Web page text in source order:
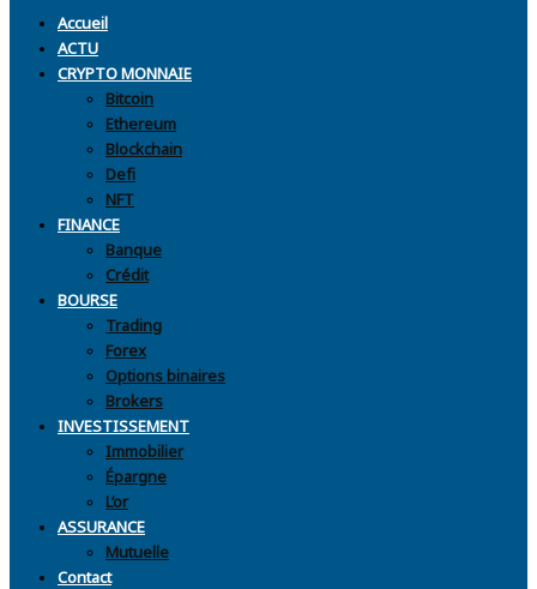
Accueil
ACTU
CRYPTO MONNAIE
Bitcoin
Ethereum
Blockchain
Defi
NFT
FINANCE
Banque
Crédit
BOURSE
Trading
Forex
Options binaires
Brokers
INVESTISSEMENT
Immobilier
Épargne
L’or
ASSURANCE
Mutuelle
Contact